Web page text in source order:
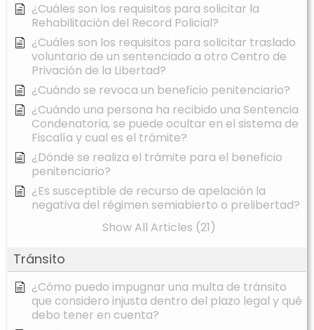
¿Cuáles son los requisitos para solicitar la
Rehabilitación del Record Policial?
¿Cuáles son los requisitos para solicitar traslado
voluntario de un sentenciado a otro Centro de
Privación de la Libertad?
¿Cuándo se revoca un beneficio penitenciario?
¿Cuándo una persona ha recibido una Sentencia
Condenatoria, se puede ocultar en el sistema de
Fiscalía y cual es el trámite?
¿Dónde se realiza el trámite para el beneficio
penitenciario?
¿Es susceptible de recurso de apelación la
negativa del régimen semiabierto o prelibertad?
Show All Articles (21)
Tránsito
¿Cómo puedo impugnar una multa de tránsito
que considero injusta dentro del plazo legal y qué
debo tener en cuenta?